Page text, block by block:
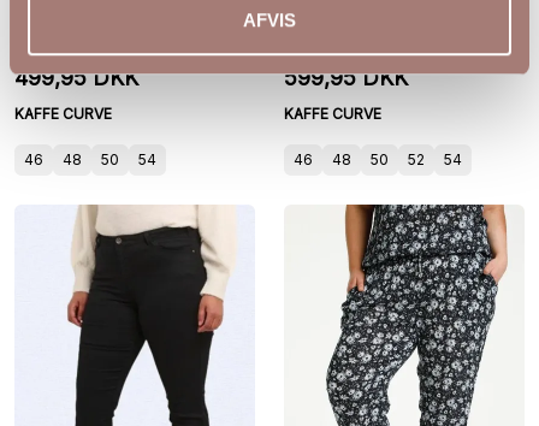
AFVIS
499,95 DKK
KAFFE CURVE
46 48 50 54
KCria Wide Pants
599,95 DKK
KAFFE CURVE
46 48 50 52 54